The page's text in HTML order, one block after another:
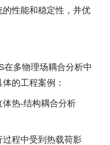
性能和稳定性，并优
在多物理场耦合分析中
的工程案例：
热-结构耦合分析
程中受到热载荷影